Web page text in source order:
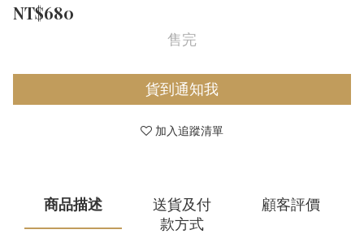
NT$680
售完
貨到通知我
加入追蹤清單
商品描述
送貨及付
款方式
顧客評價